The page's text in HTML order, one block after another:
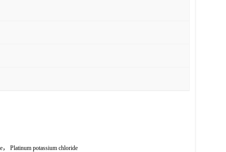
Platinum potassium chloride